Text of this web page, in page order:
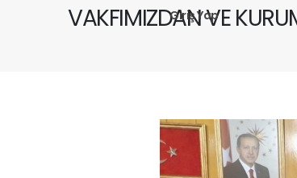
Giriş Yap
VAKFIMIZDAN VE